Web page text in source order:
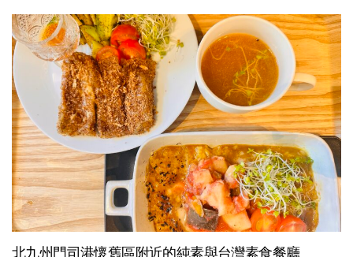
北九州門司港懷舊區附近的純素與台灣素食餐廳